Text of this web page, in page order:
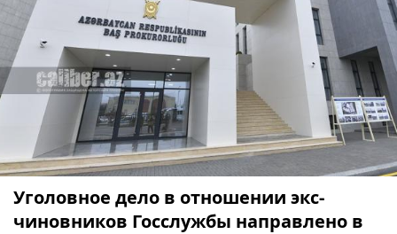
Уголовное дело в отношении экс-
чиновников Госслужбы направлено в